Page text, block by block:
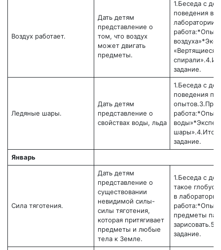
Воздух работает.
Дать детям
представление о
том, что воздух
может двигать
предметы.
1.Беседа с
поведения в
работа:*Опыт:
«Вертящиеся
задание.
Ледяные шары.
Дать детям
представление о
свойствах воды, льда
1.Беседа с
поведения
работа:*Опыт:
задание.
Январь
Сила тяготения.
Дать детям
представление о
существовании
невидимой силы-
силы тяготения,
которая притягивает
предметы и любые
тела к Земле.
1.Беседа с
такое
в
предметы
задание.